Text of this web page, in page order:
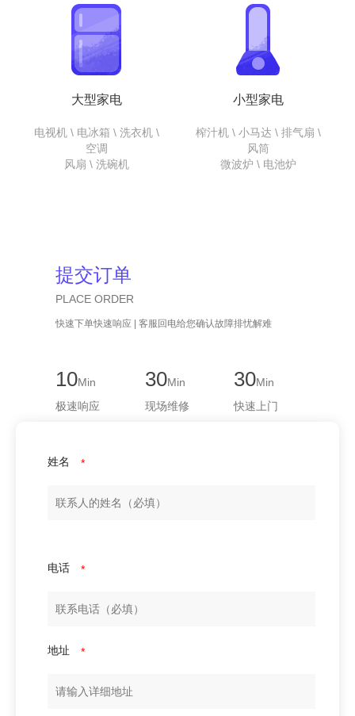
大型家电
电视机 \ 电冰箱 \ 洗衣机 \
空调
风扇 \ 洗碗机
小型家电
榨汁机 \ 小马达 \ 排气扇 \
风筒
微波炉 \ 电池炉
提交订单
PLACE ORDER
快速下单快速响应 | 客服回电给您确认故障排忧解难
10Min
极速响应
30Min
现场维修
30Min
快速上门
姓名 *
电话 *
地址 *